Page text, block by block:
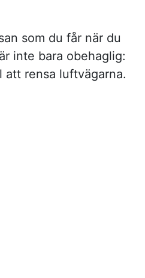
som du får när du
inte bara obehaglig:
att rensa luftvägarna.